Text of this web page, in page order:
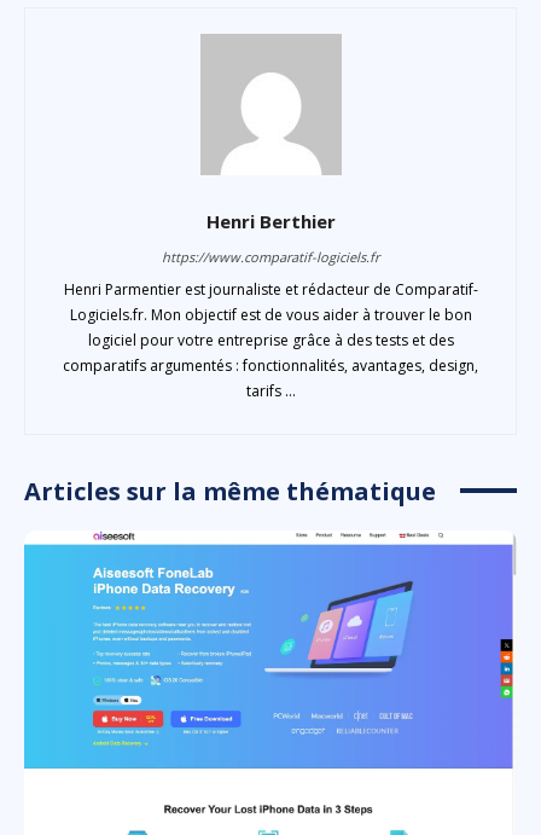
Henri Berthier
https://www.comparatif-logiciels.fr
Henri Parmentier est journaliste et rédacteur de Comparatif-
Logiciels.fr. Mon objectif est de vous aider à trouver le bon
logiciel pour votre entreprise grâce à des tests et des
comparatifs argumentés : fonctionnalités, avantages, design,
tarifs ...
Articles sur la même thématique